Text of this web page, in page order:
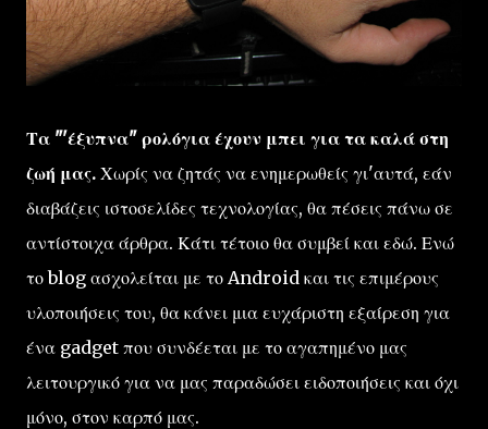
Τα "'έξυπνα" ρολόγια έχουν μπει για τα καλά στη
ζωή μας. Χωρίς να ζητάς να ενημερωθείς γι'αυτά, εάν
διαβάζεις ιστοσελίδες τεχνολογίας, θα πέσεις πάνω σε
αντίστοιχα άρθρα. Κάτι τέτοιο θα συμβεί και εδώ. Ενώ
το blog ασχολείται με το Android και τις επιμέρους
υλοποιήσεις του, θα κάνει μια ευχάριστη εξαίρεση για
ένα gadget που συνδέεται με το αγαπημένο μας
λειτουργικό για να μας παραδώσει ειδοποιήσεις και όχι
μόνο, στον καρπό μας.